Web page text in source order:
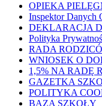
OPIEKA
Inspektor Danych
DEKLARACJA
Polityka
RADA
WNIOSEK O
1,5% NA RADĘ
GAZETKA
POLITYKA
BAZA SZKOŁY